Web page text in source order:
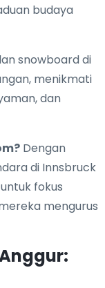
budaya
snowboard di
menikmati
dan
Dengan
di Innsbruck
fokus
mengurus